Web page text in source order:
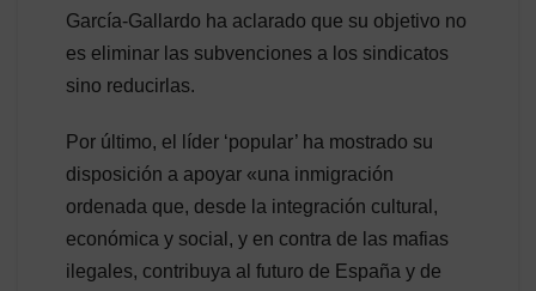
García-Gallardo ha aclarado que su objetivo no
es eliminar las subvenciones a los sindicatos
sino reducirlas.
Por último, el líder ‘popular’ ha mostrado su
disposición a apoyar «una inmigración
ordenada que, desde la integración cultural,
económica y social, y en contra de las mafias
ilegales, contribuya al futuro de España y de